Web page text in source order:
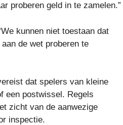
proberen geld in te zamelen.”
kunnen niet toestaan ​​dat
de wet proberen te
dat spelers van kleine
een postwissel. Regels
zicht van de aanwezige
inspectie.